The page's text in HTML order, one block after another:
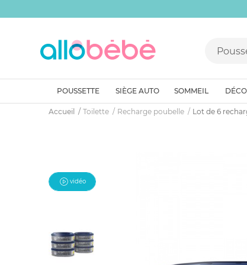
POUSSETTE SIÈGE AUTO SOMMEIL
Accueil Toilette Recharge poubelle Lot de 6
vidéo